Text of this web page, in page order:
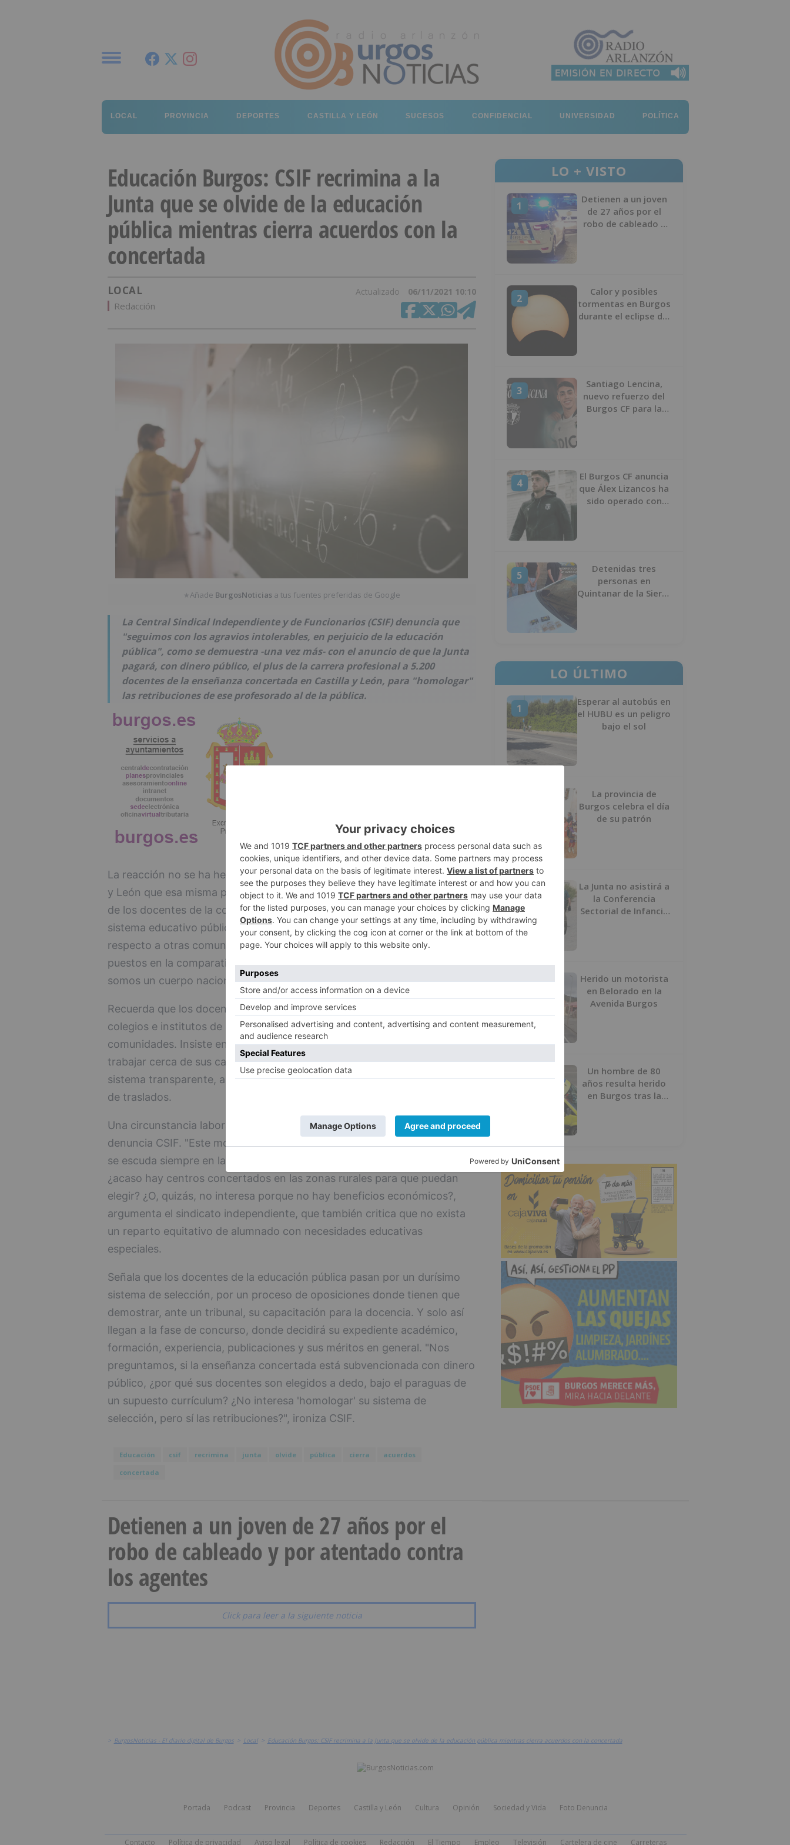
LOCAL PROVINCIA DEPORTES CASTILLA Y LEÓN SUCESOS CONFIDENCIAL UNIVERSIDAD POLÍTICA
Educación Burgos: CSIF recrimina a la
Junta que se olvide de la educación
pública mientras cierra acuerdos con la
concertada
LOCAL Actualizado 06/11/2021 10:10
Redacción
★Añade BurgosNoticias a tus fuentes preferidas de Google
La Central Sindical Independiente y de Funcionarios (CSIF) denuncia que
"seguimos con los agravios intolerables, en perjuicio de la educación
pública", como se demuestra -una vez más- con el anuncio de que la Junta
pagará, con dinero público, el plus de la carrera profesional a 5.200
docentes de la enseñanza concertada en Castilla y León, para "homologar"
las retribuciones de ese profesorado al de la pública.
La reacción no se ha hecho esperar, y CSIF reclama a la Junta de Castilla
y León que esa misma preocupación que ha mostrado por la equiparación
de los docentes de la concertada, la tenga con su profesorado del
sistema educativo público, y aplique también la equiparación salarial
respecto a otras comunidades autónomas. "Ocupamos los últimos
puestos en la comparativa, cuestión inadmisible, teniendo en cuenta que
somos un cuerpo nacional", dice.
Recuerda que los docentes de la pública pasan años "rodando" por los
colegios e institutos de Castilla y León, y a veces también por otras
comunidades. Insiste en que necesitan adquirir experiencia y puntos "para
trabajar cerca de sus casas y de sus familias", y lo hacen a través de un
sistema transparente, aunque mejorable, de interinidades y de concurso
de traslados.
Una circunstancia laboral que no ocurre en la educación concertada,
denuncia CSIF. "Este modelo educativo, sostenido con fondos públicos,
se escuda siempre en la libertad de las familias para elegir centro. Pero,
¿acaso hay centros concertados en las zonas rurales para que puedan
elegir? ¿O, quizás, no interesa porque no hay beneficios económicos?,
argumenta el sindicato independiente, que también critica que no exista
un reparto equitativo de alumnado con necesidades educativas
especiales.
Señala que los docentes de la educación pública pasan por un durísimo
sistema de selección, por un proceso de oposiciones donde tienen que
demostrar, ante un tribunal, su capacitación para la docencia. Y solo así
llegan a la fase de concurso, donde decidirá su expediente académico,
formación, experiencia, publicaciones y sus méritos en general. "Nos
preguntamos, si la enseñanza concertada está subvencionada con dinero
público, ¿por qué sus docentes son elegidos a dedo, bajo el paraguas de
un supuesto currículum? ¿No interesa 'homologar' su sistema de
selección, pero sí las retribuciones?", ironiza CSIF.
Educación csif recrimina junta olvide pública cierra
acuerdos
concertada
LO + VISTO
1
Detienen a un joven
de 27 años por el
robo de cableado y
2
Calor y posibles
tormentas en Burgos
durante el eclipse del
3
Santiago Lencina,
nuevo refuerzo del
Burgos CF para la
4
El Burgos CF anuncia
que Álex Lizancos ha
sido operado con
5
Detenidas tres
personas en
Quintanar de la Sierra
LO ÚLTIMO
1
Esperar al autobús en
el HUBU es un peligro
bajo el sol
La provincia de
Burgos celebra el día
de su patrón
3
La Junta no asistirá a
la Conferencia
Sectorial de Infancia
4
Herido un motorista
en Belorado en la
Avenida Burgos
5
Un hombre de 80
años resulta herido
en Burgos tras la
Detienen a un joven de 27 años por el
robo de cableado y por atentado contra
los agentes
Click para leer a la siguiente noticia
> BurgosNoticias - El diario digital de Burgos > Local > Educación Burgos: CSIF recrimina a la Junta que se olvide de la educación pública mientras cierra acuerdos con la concertada
Portada Podcast Provincia Deportes Castilla y León Cultura Opinión Sociedad y Vida Foto Denuncia
Contacto Política de privacidad Aviso legal Política de cookies Redacción El Tiempo Empleo Televisión Cartelera de cine Carreteras